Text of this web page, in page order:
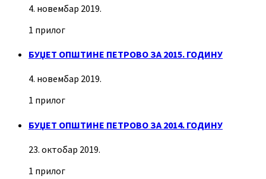
4. новембар 2019.
1 прилог
БУЏЕТ ОПШТИНЕ ПЕТРОВО ЗА 2015. ГОДИНУ
4. новембар 2019.
1 прилог
БУЏЕТ ОПШТИНЕ ПЕТРОВО ЗА 2014. ГОДИНУ
23. октобар 2019.
1 прилог